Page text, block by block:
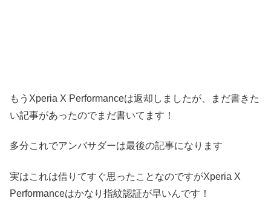
もうXperia X Performanceは返却しましたが、まだ書きた
い記事があったのでまだ書いてます！
多分これでアンバサダーは最後の記事になります
実はこれは借りてすぐ思ったことなのですがXperia X
Performanceはかなり指紋認証が早いんです！